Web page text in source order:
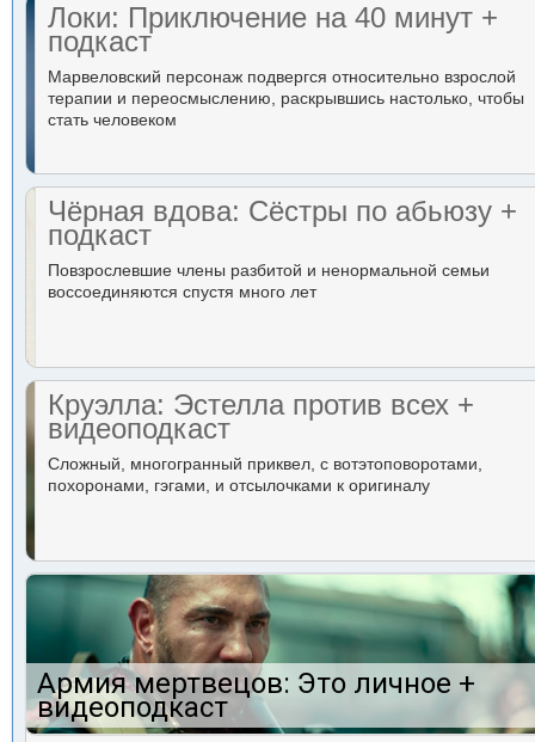
Локи: Приключение на 40 минут +
подкаст
Марвеловский персонаж подвергся относительно взрослой
терапии и переосмыслению, раскрывшись настолько, чтобы
стать человеком
Чёрная вдова: Сёстры по абьюзу +
подкаст
Повзрослевшие члены разбитой и ненормальной семьи
воссоединяются спустя много лет
Круэлла: Эстелла против всех +
видеоподкаст
Сложный, многогранный приквел, с вотэтоповоротами,
похоронами, гэгами, и отсылочками к оригиналу
Армия мертвецов: Это личное +
видеоподкаст